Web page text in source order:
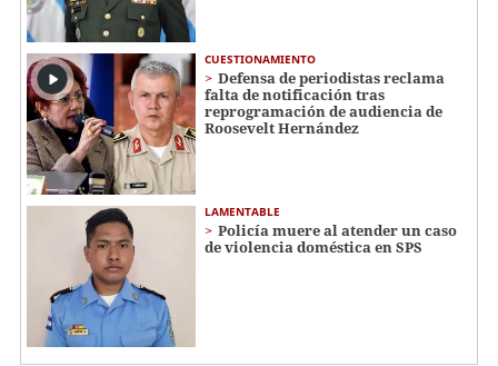
CUESTIONAMIENTO
Defensa de periodistas reclama
falta de notificación tras
reprogramación de audiencia de
Roosevelt Hernández
LAMENTABLE
Policía muere al atender un caso
de violencia doméstica en SPS